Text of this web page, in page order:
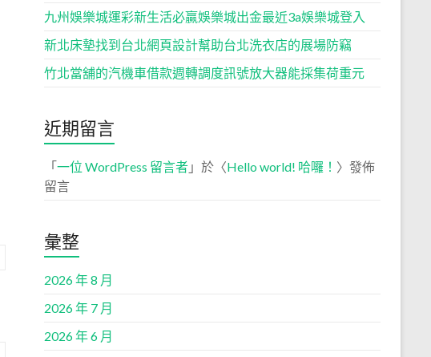
九州娛樂城運彩新生活必贏娛樂城出金最近3a娛樂城登入
新北床墊找到台北網頁設計幫助台北洗衣店的展場防竊
竹北當舖的汽機車借款週轉調度訊號放大器能採集荷重元
近期留言
「一位 WordPress 留言者 」於〈Hello world! 哈囉！ 〉發佈
留言
彙整
2026 年 8 月
2026 年 7 月
2026 年 6 月